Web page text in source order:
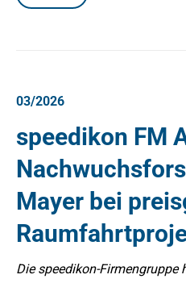
03/2026
speedikon FM
Mayer bei
Die speedikon-Firmengruppe